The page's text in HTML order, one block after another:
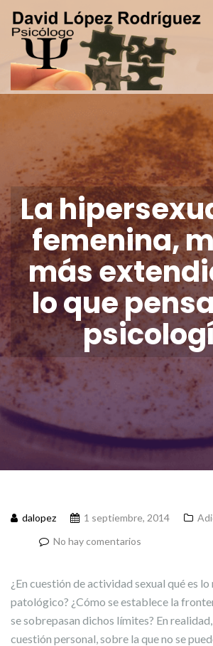
La
femenina,
más
lo que
dalopez 1 septiembre, 2014
No hay comentarios
¿En cuestión de actividad sexual qué es
patológico? ¿Cómo se establece la
se sobrepasan dichos límites? En
cuestión personal, sobre la que no se